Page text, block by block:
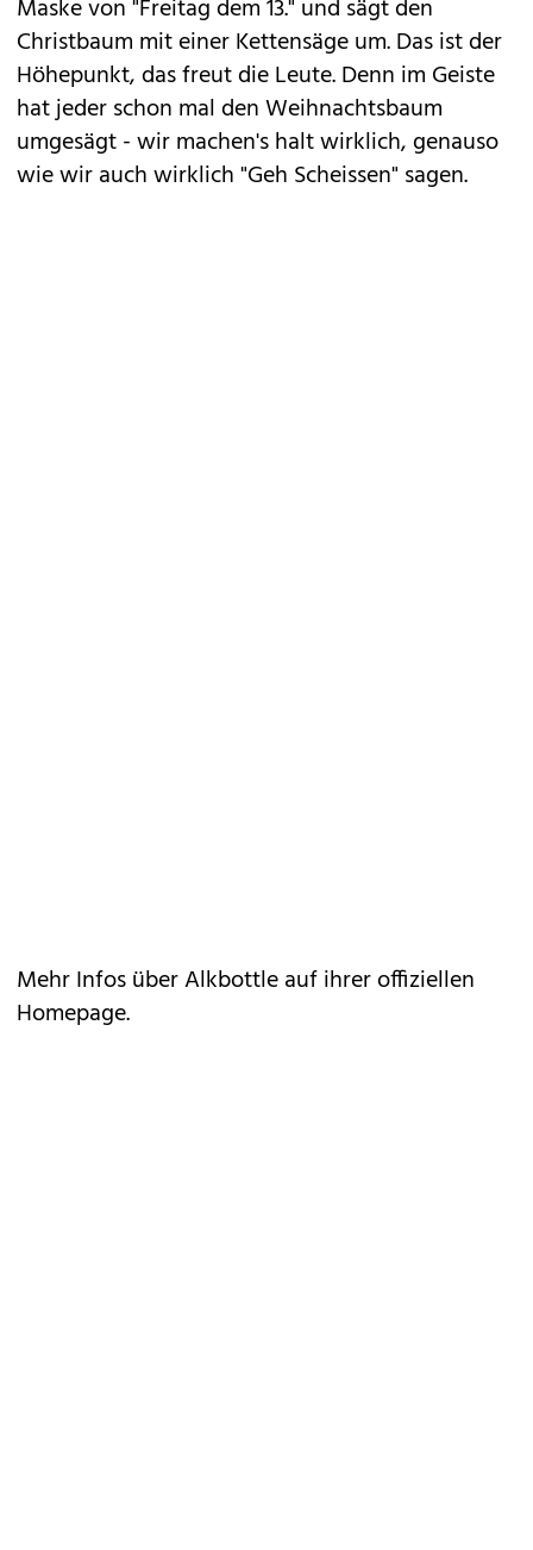
Maske von "Freitag dem 13." und sägt den
Christbaum mit einer Kettensäge um. Das ist der
Höhepunkt, das freut die Leute. Denn im Geiste
hat jeder schon mal den Weihnachtsbaum
umgesägt - wir machen's halt wirklich, genauso
wie wir auch wirklich "Geh Scheissen" sagen.
Mehr Infos über Alkbottle auf ihreroffiziellen
Homepage.